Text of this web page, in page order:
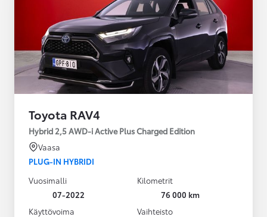
Toyota RAV4
Hybrid 2,5 AWD-i Active Plus Charged Edition
Vaasa
PLUG-IN HYBRIDI
Vuosimalli
07-2022
Kilometrit
76 000 km
Käyttövoima
Vaihteisto